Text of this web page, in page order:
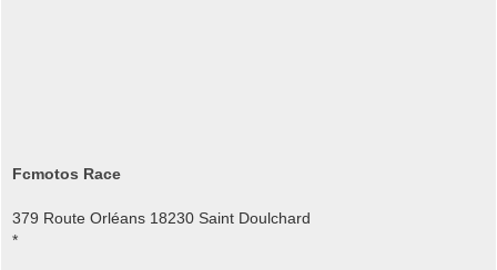
Fcmotos Race
379 Route Orléans 18230 Saint Doulchard
*